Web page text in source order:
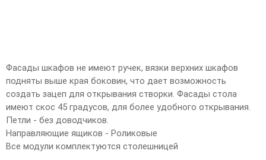
Фасады шкафов не имеют ручек, вязки верхних шкафов
подняты выше края боковин, что дает возможность
создать зацеп для открывания створки. Фасады стола
имеют скос 45 градусов, для более удобного открывания.
Петли - без доводчиков.
Направляющие ящиков - Роликовые
Все модули комплектуются столешницей